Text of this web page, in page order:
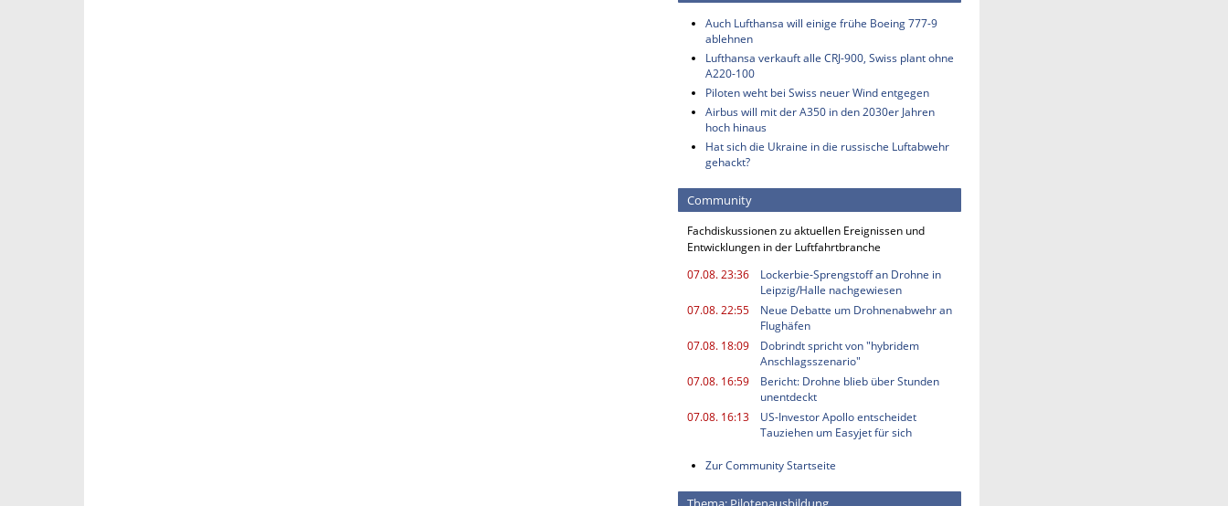
Auch Lufthansa will einige frühe Boeing 777-9
ablehnen
Lufthansa verkauft alle CRJ-900, Swiss plant ohne
A220-100
Piloten weht bei Swiss neuer Wind entgegen
Airbus will mit der A350 in den 2030er Jahren
hoch hinaus
Hat sich die Ukraine in die russische Luftabwehr
gehackt?
Community
Fachdiskussionen zu aktuellen Ereignissen und
Entwicklungen in der Luftfahrtbranche
07.08. 23:36
Lockerbie-Sprengstoff an Drohne in
Leipzig/Halle nachgewiesen
07.08. 22:55
Neue Debatte um Drohnenabwehr an
Flughäfen
07.08. 18:09
Dobrindt spricht von "hybridem
Anschlagsszenario"
07.08. 16:59
Bericht: Drohne blieb über Stunden
unentdeckt
07.08. 16:13
US-Investor Apollo entscheidet
Tauziehen um Easyjet für sich
Zur Community Startseite